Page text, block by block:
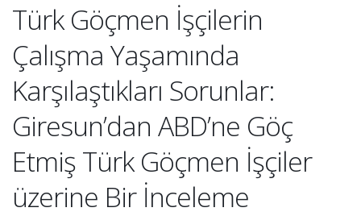
Türk Göçmen İşçilerin
Çalışma Yaşamında
Karşılaştıkları Sorunlar:
Giresun’dan ABD’ne Göç
Etmiş Türk Göçmen İşçiler
üzerine Bir İnceleme